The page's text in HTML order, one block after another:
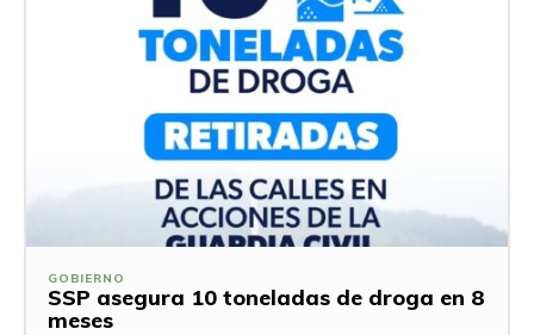
GOBIERNO
SSP asegura 10 toneladas de droga en 8
meses